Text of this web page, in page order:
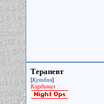
Терапевт
[Кулибин]
Кардинал